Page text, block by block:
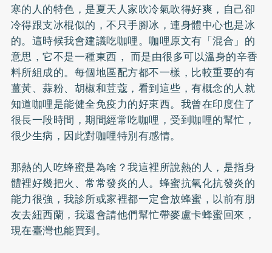
寒的人的特色，是夏天人家吹冷氣吹得好爽，自己卻
冷得跟支冰棍似的，不只手腳冰，連身體中心也是冰
的。這時候我會建議吃咖哩。咖哩原文有「混合」的
意思，它不是一種東西， 而是由很多可以溫身的辛香
料所組成的。每個地區配方都不一樣，比較重要的有
薑黃、蒜粉、胡椒和荳蔻，看到這些，有概念的人就
知道咖哩是能健全免疫力的好東西。我曾在印度住了
很長一段時間，期間經常吃咖哩，受到咖哩的幫忙，
很少生病，因此對咖哩特別有感情。
那熱的人吃蜂蜜是為啥？我這裡所說熱的人，是指身
體裡好幾把火、常常發炎的人。蜂蜜抗氧化抗發炎的
能力很強，我診所或家裡都一定會放蜂蜜，以前有朋
友去紐西蘭，我還會請他們幫忙帶麥盧卡蜂蜜回來，
現在臺灣也能買到。